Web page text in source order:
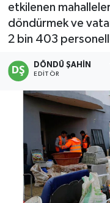
etkilenen
döndürmek ve
2 bin 403
DÖNDÜ ŞAHİN
EDITÖR